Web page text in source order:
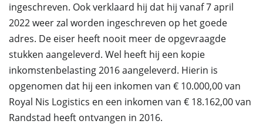
ingeschreven. Ook verklaard hij dat hij vanaf 7 april
2022 weer zal worden ingeschreven op het goede
adres. De eiser heeft nooit meer de opgevraagde
stukken aangeleverd. Wel heeft hij een kopie
inkomstenbelasting 2016 aangeleverd. Hierin is
opgenomen dat hij een inkomen van € 10.000,00 van
Royal Nis Logistics en een inkomen van € 18.162,00 van
Randstad heeft ontvangen in 2016.